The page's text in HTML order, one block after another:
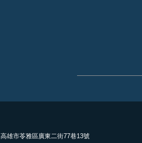
高雄市苓雅區廣東二街77巷13號